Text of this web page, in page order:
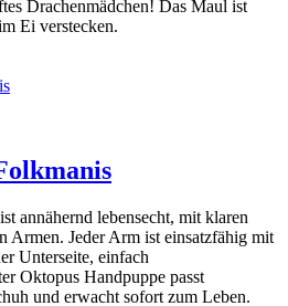
Drachenmädchen! Das Maul ist
Ei verstecken.
annähernd lebensecht, mit klaren
Armen. Jeder Arm ist einsatzfähig mit
Unterseite, einfach
Oktopus Handpuppe passt
und erwacht sofort zum Leben.